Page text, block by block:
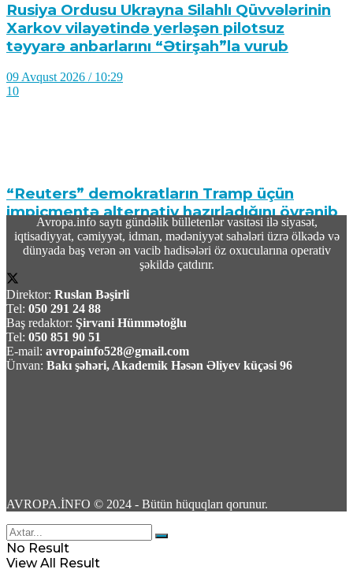
Rusiya Ordusu Ukrayna Silahlı Qüvvələrinin
Xarkov vilayətində yerləşən pilotsuz
təyyarə anbarlarını “Ətirşah”la vurub
09 Avqust 2026 / 10:29
10
“Reuters” demokratların Tramp üçün
impiçmentə alternativ hazırladığını öyrənib
09 Avqust 2026 / 10:19
TASS: Ukrayna Silahlı Qüvvələri üçün yerüstü
robot sistemləri Xarkov universitetində
Məhəmməd Bağet Zülqədr: “ABŞ dəniz
blokadasını ləğv etməli və qoşunları İran
Avropa.info saytı gündəlik bülletenlər vasitəsi ilə siyasət,
iqtisadiyyat, cəmiyyət, idman, mədəniyyət sahələri üzrə ölkədə və
dünyada baş verən ən vacib hadisələri öz oxucularına operativ
şəkildə çatdırır.
Direktor: Ruslan Bəşirli
Tel: 050 291 24 88
Baş redaktor: Şirvani Hümmətoğlu
Tel: 050 851 90 51
E-mail: avropainfo528@gmail.com
Ünvan: Bakı şəhəri, Akademik Həsən Əliyev küçəsi 96
AVROPA.İNFO © 2024 - Bütün hüquqları qorunur.
No Result
View All Result